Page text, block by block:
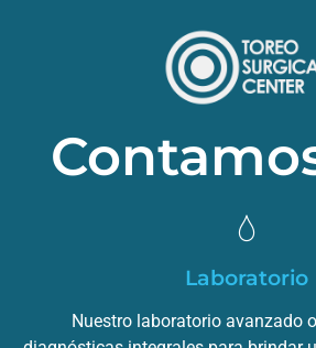
Laboratorio
Nuestro laboratorio avanzado